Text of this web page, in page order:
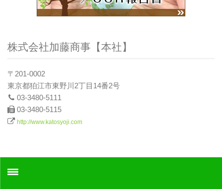
株式会社加藤商事【本社】
〒201-0002
東京都狛江市東野川2丁目14番2号
03-3480-5111
03-3480-5115
http://www.katosyoji.com